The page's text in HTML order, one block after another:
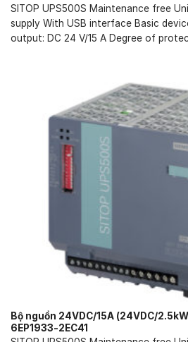
SITOP UPS500S Maintenance free
supply With USB interface Basic
output: DC 24 V/15 A Degree of
Bộ nguồn 24VDC/15A (24VDC/
6EP1933-2EC41